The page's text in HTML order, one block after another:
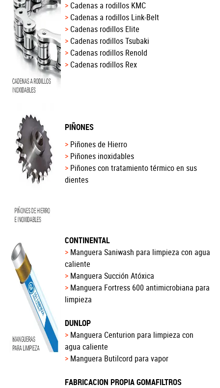
Cadenas a rodillos KMC
Cadenas a rodillos Link-Belt
Cadenas rodillos Elite
Cadenas rodillos Tsubaki
Cadenas rodillos Renold
Cadenas rodillos Rex
PIÑONES
Piñones de Hierro
Piñones inoxidables
Piñones con tratamiento térmico en sus
dientes
CONTINENTAL
Manguera Saniwash para limpieza con agua
caliente
Manguera Succión Atóxica
Manguera Fortress 600 antimicrobiana para
limpieza
DUNLOP
Manguera Centurion para limpieza con
agua caliente
Manguera Butilcord para vapor
FABRICACION PROPIA GOMAFILTROS